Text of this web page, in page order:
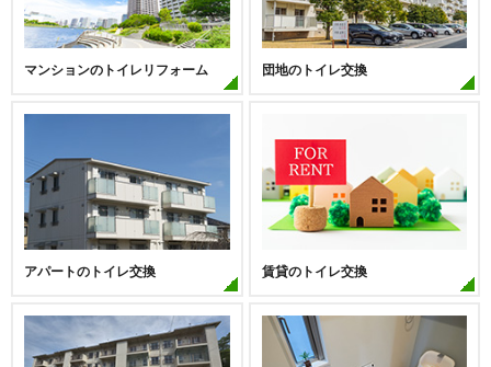
マンションのトイレリフォーム 団地のトイレ交換
アパートのトイレ交換 賃貸のトイレ交換